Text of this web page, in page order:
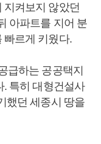
지켜보지 않았던
아파트를 지어 분
빠르게 키웠다.
급하는 공공택지
. 특히 대형건설사
했던 세종시 땅을